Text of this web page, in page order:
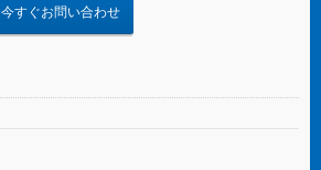
今すぐお問い合わせ